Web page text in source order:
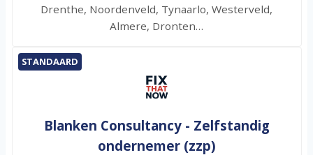
Drenthe, Noordenveld, Tynaarlo, Westerveld,
Almere, Dronten…
STANDAARD
Blanken Consultancy - Zelfstandig
ondernemer (zzp)